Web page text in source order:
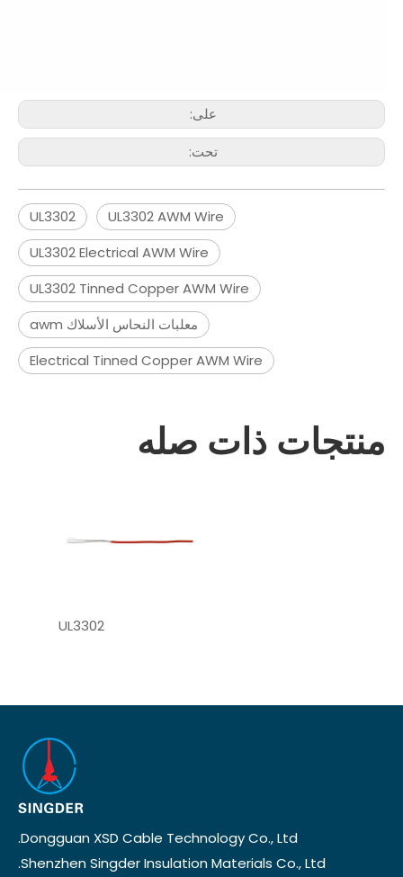
على:
تحت:
UL3302
UL3302 AWM Wire
UL3302 Electrical AWM Wire
UL3302 Tinned Copper AWM Wire
معلبات النحاس الأسلاك awm
Electrical Tinned Copper AWM Wire
منتجات ذات صله
UL3302
Dongguan XSD Cable Technology Co., Ltd.
Shenzhen Singder Insulation Materials Co., Ltd.